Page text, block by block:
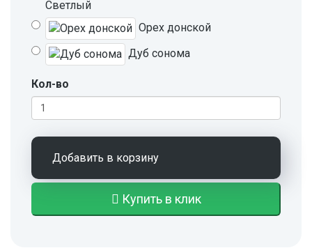
Светлый
Орех донской
Дуб сонома
Кол-во
Добавить в корзину
Купить в клик